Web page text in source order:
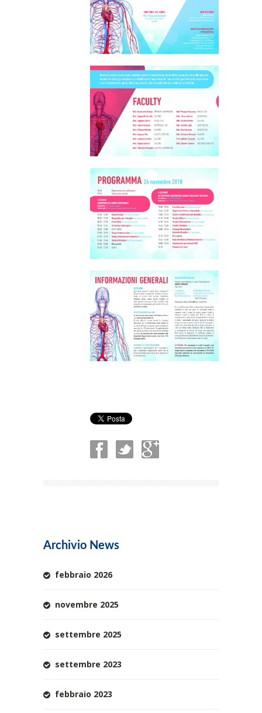
Archivio News
febbraio 2026
novembre 2025
settembre 2025
settembre 2023
febbraio 2023